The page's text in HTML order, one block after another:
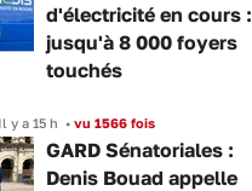
d'électricité en cours :
jusqu'à 8 000 foyers
touchés
Il y a 15 h • vu 1566 fois
GARD Sénatoriales :
Denis Bouad appelle